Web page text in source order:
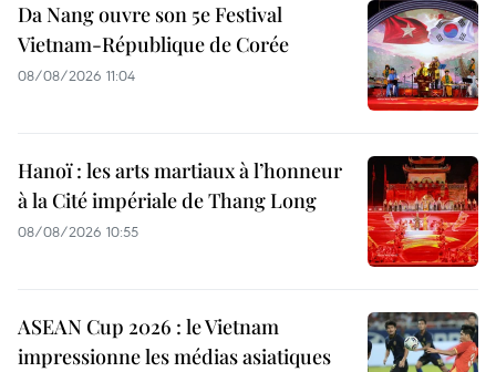
Da Nang ouvre son 5e Festival
Vietnam-République de Corée
08/08/2026 11:04
Hanoï : les arts martiaux à l’honneur
à la Cité impériale de Thang Long
08/08/2026 10:55
ASEAN Cup 2026 : le Vietnam
impressionne les médias asiatiques